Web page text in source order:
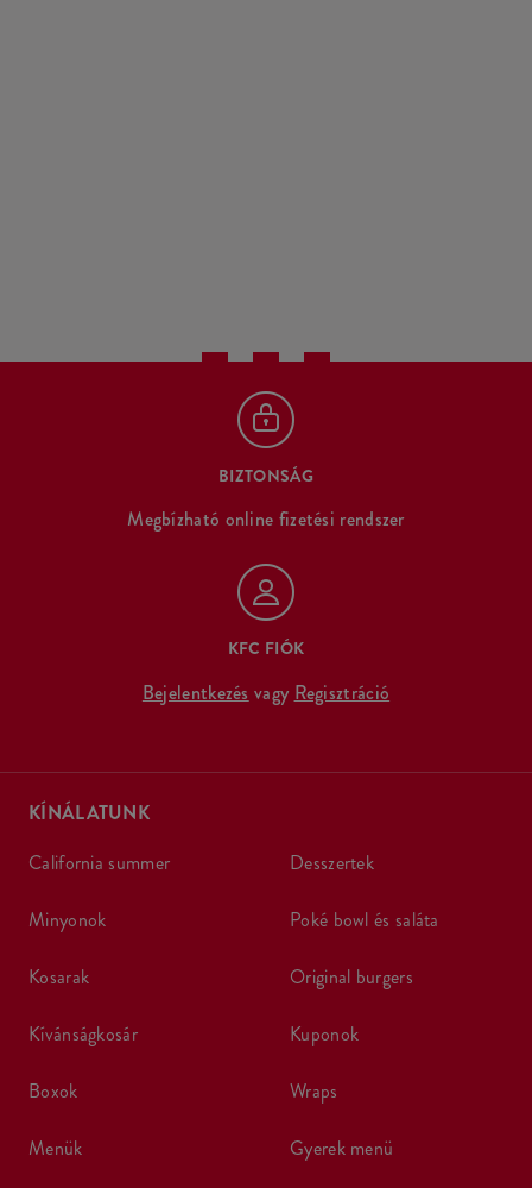
BIZTONSÁG
Megbízható online fizetési rendszer
KFC FIÓK
Bejelentkezés vagy Regisztráció
KÍNÁLATUNK
california summer
minyonok
kosarak
kívánságkosár
boxok
menük
desszertek
poké bowl és saláta
original burgers
kuponok
wraps
gyerek menü